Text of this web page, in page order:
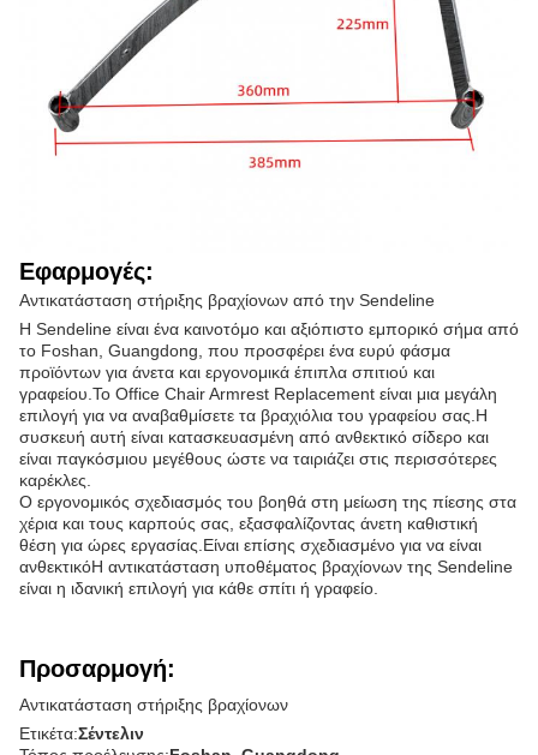
Εφαρμογές:
Αντικατάσταση στήριξης βραχίονων από την Sendeline
Η Sendeline είναι ένα καινοτόμο και αξιόπιστο εμπορικό σήμα από
το Foshan, Guangdong, που προσφέρει ένα ευρύ φάσμα
προϊόντων για άνετα και εργονομικά έπιπλα σπιτιού και
γραφείου.Το Office Chair Armrest Replacement είναι μια μεγάλη
επιλογή για να αναβαθμίσετε τα βραχιόλια του γραφείου σας.Η
συσκευή αυτή είναι κατασκευασμένη από ανθεκτικό σίδερο και
είναι παγκόσμιου μεγέθους ώστε να ταιριάζει στις περισσότερες
καρέκλες.
Ο εργονομικός σχεδιασμός του βοηθά στη μείωση της πίεσης στα
χέρια και τους καρπούς σας, εξασφαλίζοντας άνετη καθιστική
θέση για ώρες εργασίας.Είναι επίσης σχεδιασμένο για να είναι
ανθεκτικόΗ αντικατάσταση υποθέματος βραχίονων της Sendeline
είναι η ιδανική επιλογή για κάθε σπίτι ή γραφείο.
Προσαρμογή:
Αντικατάσταση στήριξης βραχίονων
Ετικέτα:Σέντελιν